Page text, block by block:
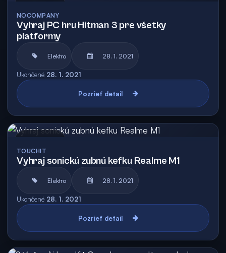
NOCOMPANY
Vyhraj PC hru Hitman 3 pre všetky
platformy
Elektro 28. 1. 2021
Ukončené 28. 1. 2021
Pozrieť detail
TOUCHIT
Vyhraj sonickú zubnú kefku Realme M1
Elektro 28. 1. 2021
Ukončené 28. 1. 2021
Pozrieť detail